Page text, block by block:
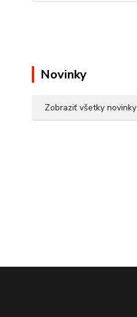
Novinky
Zobraziť všetky novinky